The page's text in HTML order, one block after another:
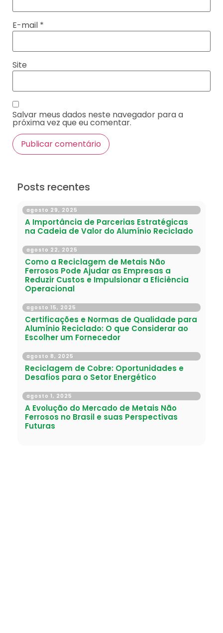
E-mail *
Site
Salvar meus dados neste navegador para a
próxima vez que eu comentar.
Posts recentes
A Importância de Parcerias Estratégicas
na Cadeia de Valor do Alumínio Reciclado
agosto 29, 2025
Como a Reciclagem de Metais Não
Ferrosos Pode Ajudar as Empresas a
Reduzir Custos e Impulsionar a Eficiência
Operacional
agosto 22, 2025
Certificações e Normas de Qualidade para
Alumínio Reciclado: O que Considerar ao
Escolher um Fornecedor
agosto 15, 2025
Reciclagem de Cobre: Oportunidades e
Desafios para o Setor Energético
agosto 8, 2025
A Evolução do Mercado de Metais Não
Ferrosos no Brasil e suas Perspectivas
Futuras
agosto 1, 2025